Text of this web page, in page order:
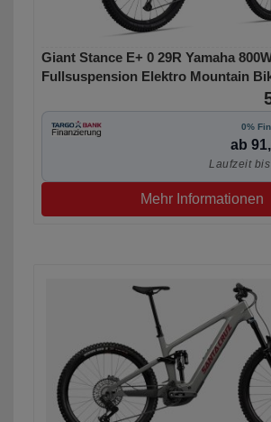
Giant Stance E+ 0 29R Yamaha
Fullsuspension Elektro Mountain
0%
ab
Laufzeit
Mehr Informationen